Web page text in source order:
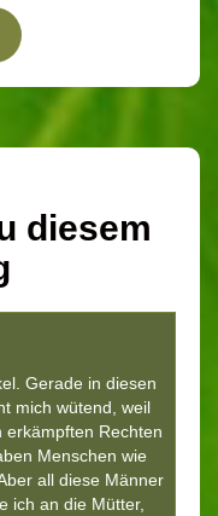
diesem
Gerade in diesen
mich wütend, weil
erkämpften Rechten
Menschen wie
all diese Männer
ich an die Mütter,